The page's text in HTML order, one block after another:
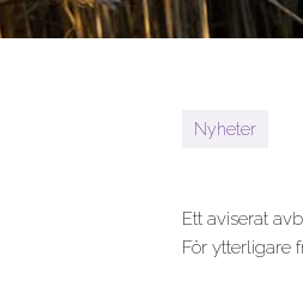
Nyheter
Ett aviserat
För ytterligare